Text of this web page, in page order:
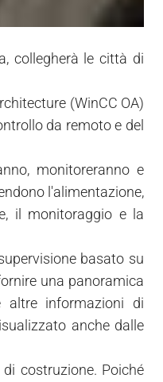
collegherà le città di
(WinCC OA)
da remoto e del
monitoreranno e
l'alimentazione,
il monitoraggio e la
basato su
una panoramica
altre informazioni di
anche dalle
costruzione. Poiché